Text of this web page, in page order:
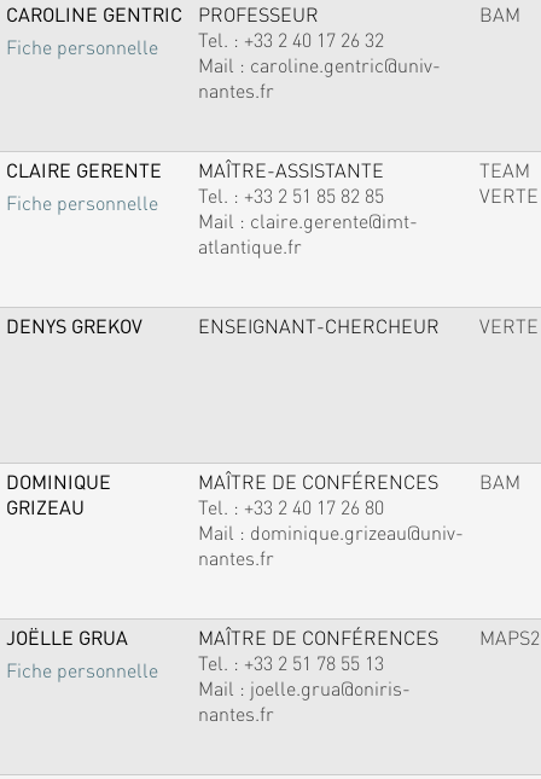
CAROLINE GENTRIC
Fiche personnelle
PROFESSEUR
Tel. : +33 2 40 17 26 32
Mail : caroline.gentric@univ-
nantes.fr
BAM
CLAIRE GERENTE
Fiche personnelle
MAÎTRE-ASSISTANTE
Tel. : +33 2 51 85 82 85
Mail : claire.gerente@imt-
atlantique.fr
TEAM
VERTE
DENYS GREKOV ENSEIGNANT-CHERCHEUR VERTE
DOMINIQUE
GRIZEAU
MAÎTRE DE CONFÉRENCES
Tel. : +33 2 40 17 26 80
Mail : dominique.grizeau@univ-
nantes.fr
BAM
JOËLLE GRUA
Fiche personnelle
MAÎTRE DE CONFÉRENCES
Tel. : +33 2 51 78 55 13
Mail : joelle.grua@oniris-
nantes.fr
MAPS2